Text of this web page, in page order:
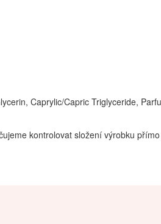
Caprylic/Capric Triglyceride,
kontrolovat složení výrobku